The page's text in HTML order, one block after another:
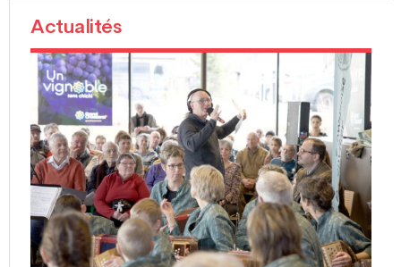
Actualités